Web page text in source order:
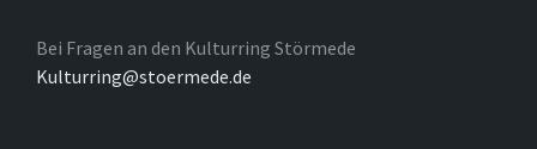
Bei Fragen an den Kulturring Störmede
Kulturring@stoermede.de